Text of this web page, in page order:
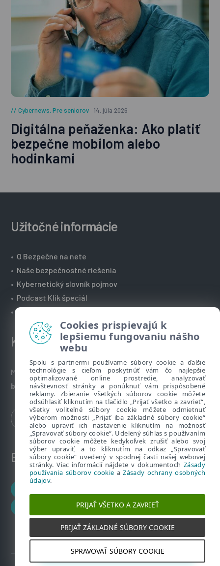
Cybernews,Pre seniorov 14. júla 2026
Digitálna peňaženka: Ako platiť
bezpečne mobilom alebo
hodinkami
Užitočné informácie
• O Bezpečne na nete
• Naše bezpečnostné riešenia
• Kybernetický slovník pojmov
• Podcast Klik špeciál
•Technická podpora spoločnosti ESET
Kontakt
Máte nezodpovedané otázky? Napíšte nám:
bezpecnenanete@eset.sk
ESET zákaznícka zóna
ESET HOME
Cookies prispievajú k
lepšiemu fungovaniu nášho
webu
Spolu s partnermi používame súbory cookie a ďalšie
technológie s cieľom poskytnúť vám čo najlepšie
optimalizované online prostredie, analyzovať
návštevnosť stránky a ponúknuť vám prispôsobené
reklamy. Zbieranie všetkých súborov cookie môžete
odsúhlasiť kliknutím na tlačidlo „Prijať všetko a zavrieť“,
všetky voliteľné súbory cookie môžete odmietnuť
výberom možnosti „Prijať iba základné súbory cookie“
alebo upraviť ich nastavenie kliknutím na možnosť
„Spravovať súbory cookie“. Udelený súhlas s používaním
súborov cookie môžete kedykoľvek zrušiť alebo svoj
výber upraviť, a to kliknutím na odkaz „Spravovať
súbory cookie“ uvedený v spodnej časti našej webovej
stránky. Viac informácií nájdete v dokumentoch Zásady
používania súborov cookie aZásady ochrany osobných
údajov.
PRIJAŤ VŠETKO A ZAVRIEŤ
PRIJAŤ ZÁKLADNÉ SÚBORY COOKIE
SPRAVOVAŤ SÚBORY COOKIE